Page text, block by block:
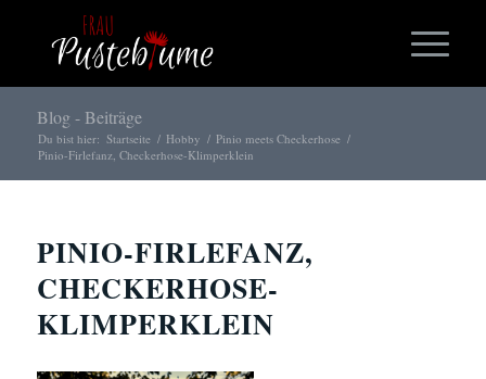
Blog - Beiträge
Du bist hier: Startseite / Hobby / Pinio meets Checkerhose /
Pinio-Firlefanz, Checkerhose-Klimperklein
PINIO-FIRLEFANZ,
CHECKERHOSE-
KLIMPERKLEIN